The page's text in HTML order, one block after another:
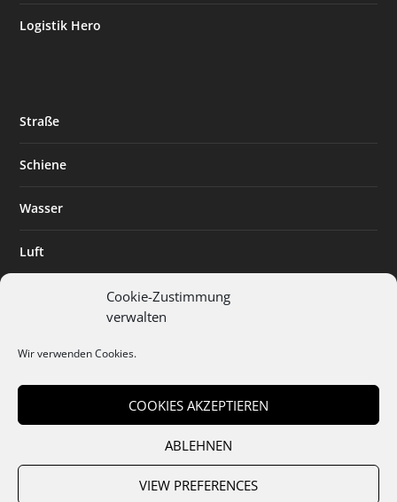
Cookie-Zustimmung
verwalten
Wir verwenden Cookies.
COOKIES AKZEPTIEREN
ABLEHNEN
VIEW PREFERENCES
Logistik Hero
Straße
Schiene
Wasser
Luft
Digitalisierung
Mediadaten Cookies Datenschutz